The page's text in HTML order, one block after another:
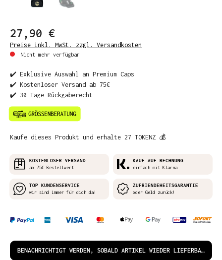
27,90 €
Preise inkl. MwSt. zzgl. Versandkosten
Nicht mehr verfügbar
✔️ Exklusive Auswahl an Premium Caps
✔️ Kostenloser Versand ab 75€
✔️ 30 Tage Rückgaberecht
Kaufe dieses Produkt und erhalte 27 TOKENZ 💰
KOSTENLOSER VERSAND
ab 75€ Bestellwert
KAUF AUF RECHNUNG
einfach mit Klarna
TOP KUNDENSERVICE
wir sind immer für dich da!
ZUFRIENDEHEITSGARANTIE
oder Geld zurück!
BENACHRICHTIGT WERDEN, SOBALD ARTIKEL WIEDER LIEFERBAR IST!